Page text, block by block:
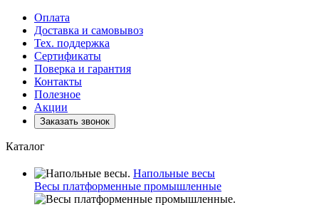
Оплата
Доставка и самовывоз
Тех. поддержка
Сертификаты
Поверка и гарантия
Контакты
Полезное
Акции
Заказать звонок
Каталог
Напольные весы
Весы платформенные промышленные